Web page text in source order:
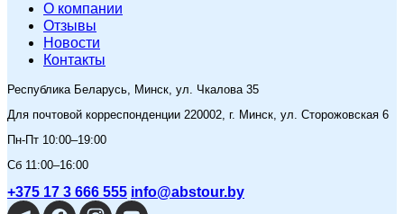
O компании
Отзывы
Новости
Контакты
Республика Беларусь, Минск, ул. Чкалова 35
Для почтовой корреспонденции 220002, г. Минск, ул. Сторожовская 6
Пн-Пт 10:00–19:00
Сб 11:00–16:00
+375 17 3 666 555 info@abstour.by